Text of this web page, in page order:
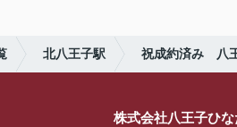
北八王子駅 祝成約済み 八
株式会社八王子ひ